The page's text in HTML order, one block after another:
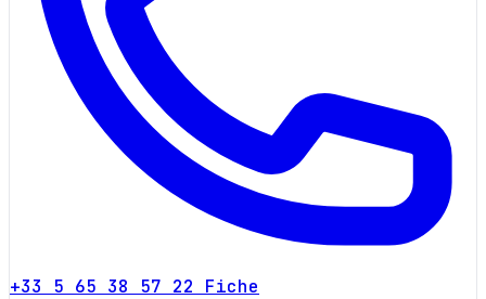
+33 5 65 38 57 22 Fiche